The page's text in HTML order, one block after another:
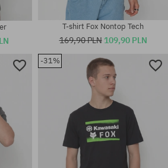
Dostępne rozmiary:
T-shirt Fox Nontop Tech
169,90 PLN 109,90 PLN
-31%